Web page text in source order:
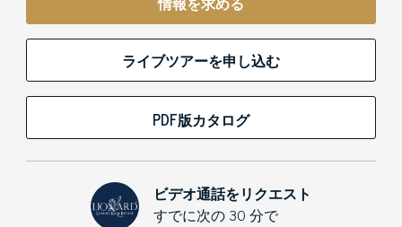
ライブツアーを申し込む
PDF版カタログ
ビデオ通話をリクエスト
すでに次の 30 分で